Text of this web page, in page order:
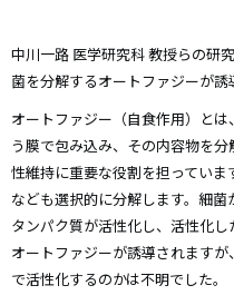
中川一路 医学研究科教授らの研
菌を分解するオートファジーが誘
オートファジー（自食作用）と
う膜で包み込み、その内容物を
性維持に重要な役割を担ってい
なども選択的に分解します。細
タンパク質が活性化し、活性化
オートファジーが誘導されます
で活性化するのかは不明でした。